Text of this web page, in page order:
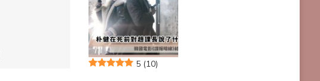
5 (10)